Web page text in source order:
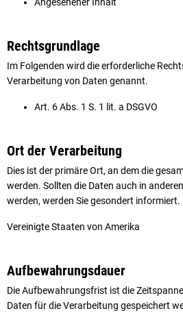
Rechtsgrundlage
Im Folgenden wird die erforderliche
Verarbeitung von Daten genannt.
Art. 6 Abs. 1 S. 1 lit. a DSGVO
Ort der Verarbeitung
Dies ist der primäre Ort, an dem die
werden. Sollten die Daten auch in
werden, werden Sie gesondert informiert.
Vereinigte Staaten von Amerika
Aufbewahrungsdauer
Die Aufbewahrungsfrist ist die
Daten für die Verarbeitung gespeichert